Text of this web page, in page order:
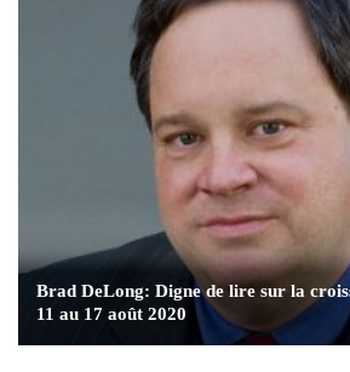
Brad DeLong: Digne de lire sur la
11 au 17 août 2020